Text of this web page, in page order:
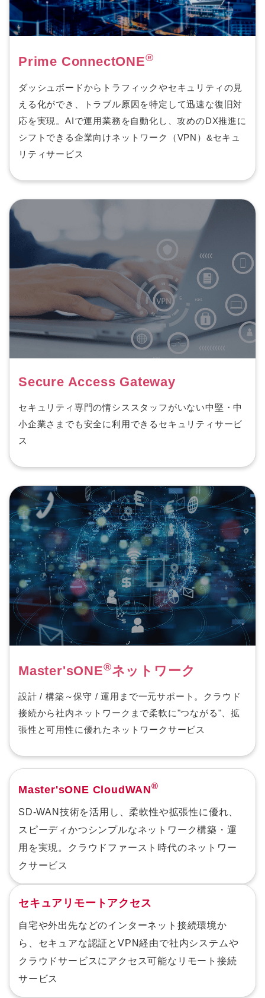
Prime ConnectONE®
ダッシュボードからトラフィックやセキュリティの見
える化ができ、トラブル原因を特定して迅速な復旧対
応を実現。AIで運用業務を自動化し、攻めのDX推進に
シフトできる企業向けネットワーク（VPN）&セキュ
リティサービス
Secure Access Gateway
セキュリティ専門の情シススタッフがいない中堅・中
小企業さまでも安全に利用できるセキュリティサービ
ス
Master'sONE®ネットワーク
設計 / 構築～保守 / 運用まで一元サポート。クラウド
接続から社内ネットワークまで柔軟に"つながる"、拡
張性と可用性に優れたネットワークサービス
Master'sONE CloudWAN®
SD-WAN技術を活用し、柔軟性や拡張性に優れ、
スピーディかつシンプルなネットワーク構築・運
用を実現。クラウドファースト時代のネットワー
クサービス
セキュアリモートアクセス
自宅や外出先などのインターネット接続環境か
ら、セキュアな認証とVPN経由で社内システムや
クラウドサービスにアクセス可能なリモート接続
サービス